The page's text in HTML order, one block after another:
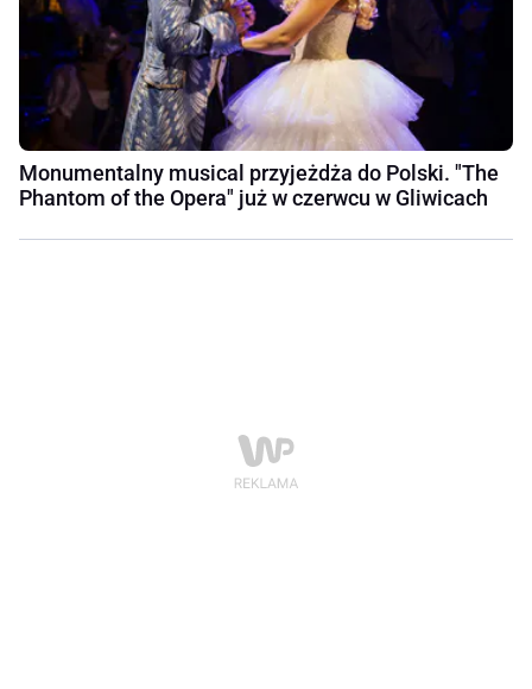
Monumentalny musical przyjeżdża do Polski. "The
Phantom of the Opera" już w czerwcu w Gliwicach